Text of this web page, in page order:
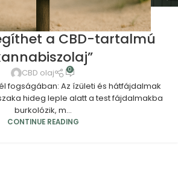
CBD OLAJ
hátfájdalmak télen:
a CBD-tartalmú
CBD olaj 0
fogságában: Az ízületi és hátfájdalmak
hideg leple alatt a test fájdalmakba
burkolózik, m...
CONTINUE READING